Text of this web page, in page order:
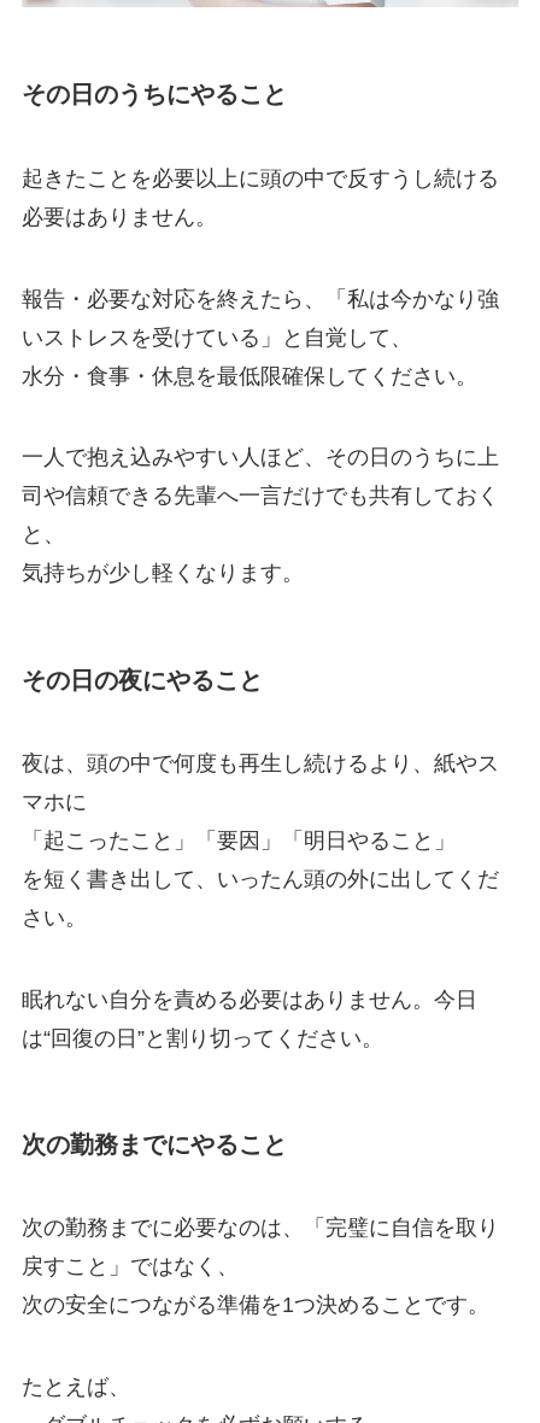
その日のうちにやること
起きたことを必要以上に頭の中で反すうし続ける
必要はありません。
報告・必要な対応を終えたら、「私は今かなり強
いストレスを受けている」と自覚して、
水分・食事・休息を最低限確保してください。
一人で抱え込みやすい人ほど、その日のうちに上
司や信頼できる先輩へ一言だけでも共有しておく
と、
気持ちが少し軽くなります。
その日の夜にやること
夜は、頭の中で何度も再生し続けるより、紙やス
マホに
「起こったこと」「要因」「明日やること」
を短く書き出して、いったん頭の外に出してくだ
さい。
眠れない自分を責める必要はありません。今日
は“回復の日”と割り切ってください。
次の勤務までにやること
次の勤務までに必要なのは、「完璧に自信を取り
戻すこと」ではなく、
次の安全につながる準備を1つ決めることです。
たとえば、